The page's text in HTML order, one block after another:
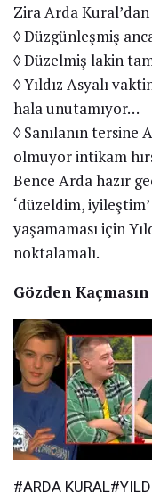
Zira Arda
◊ Düzgünleşmiş
◊ Düzelmiş lakin
◊ Yıldız Asyalı
hala unutamıyor…
◊ Sanılanın tersine
olmuyor intikam
Bence Arda hazır
‘düzeldim,
yaşamaması için
noktalamalı.
Gözden Kaçmasın
#ARDA